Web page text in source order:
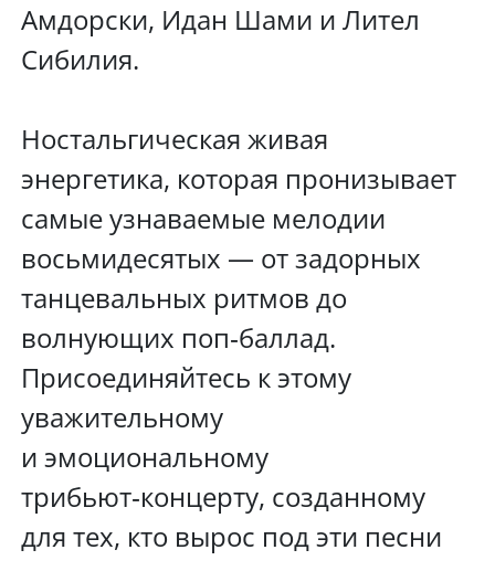
Амдорски, Идан Шами и Лител
Сибилия.
Ностальгическая живая
энергетика, которая пронизывает
самые узнаваемые мелодии
восьмидесятых — от задорных
танцевальных ритмов до
волнующих поп‑баллад.
Присоединяйтесь к этому
уважительному
и эмоциональному
трибьют‑концерту, созданному
для тех, кто вырос под эти песни